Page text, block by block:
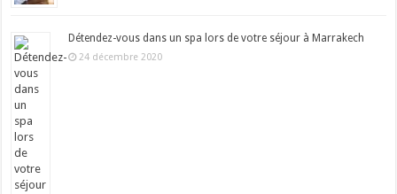
Détendez-vous dans un spa lors de votre séjour à Marrakech
24 décembre 2020